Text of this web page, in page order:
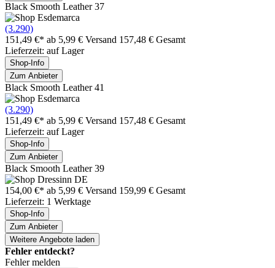
Black Smooth Leather 37
(3.290)
151,49 €* ab 5,99 € Versand 157,48 € Gesamt
Lieferzeit: auf Lager
Shop-Info
Zum Anbieter
Black Smooth Leather 41
(3.290)
151,49 €* ab 5,99 € Versand 157,48 € Gesamt
Lieferzeit: auf Lager
Shop-Info
Zum Anbieter
Black Smooth Leather 39
154,00 €* ab 5,99 € Versand 159,99 € Gesamt
Lieferzeit: 1 Werktage
Shop-Info
Zum Anbieter
Weitere Angebote laden
Fehler entdeckt?
Fehler melden